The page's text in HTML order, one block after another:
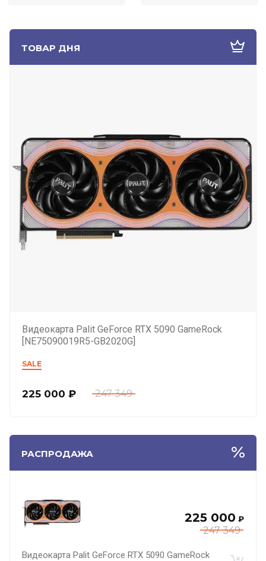
ТОВАР ДНЯ
Видеокарта Palit GeForce RTX 5090 GameRock
[NE75090019R5-GB2020G]
SALE
247 349
225 000 ₽
РАСПРОДАЖА
247 349
225 000 ₽
Видеокарта Palit GeForce RTX 5090 GameRock